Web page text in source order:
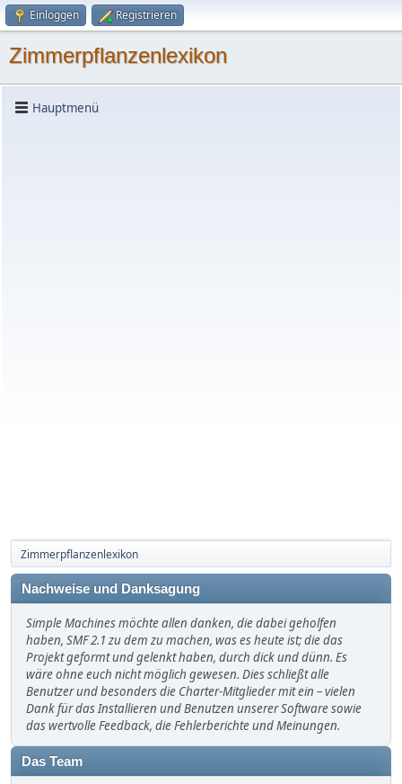
Einloggen Registrieren
Zimmerpflanzenlexikon
Hauptmenü
Zimmerpflanzenlexikon
Nachweise und Danksagung
Simple Machines möchte allen danken, die dabei geholfen
haben, SMF 2.1 zu dem zu machen, was es heute ist; die das
Projekt geformt und gelenkt haben, durch dick und dünn. Es
wäre ohne euch nicht möglich gewesen. Dies schließt alle
Benutzer und besonders die Charter-Mitglieder mit ein – vielen
Dank für das Installieren und Benutzen unserer Software sowie
das wertvolle Feedback, die Fehlerberichte und Meinungen.
Das Team